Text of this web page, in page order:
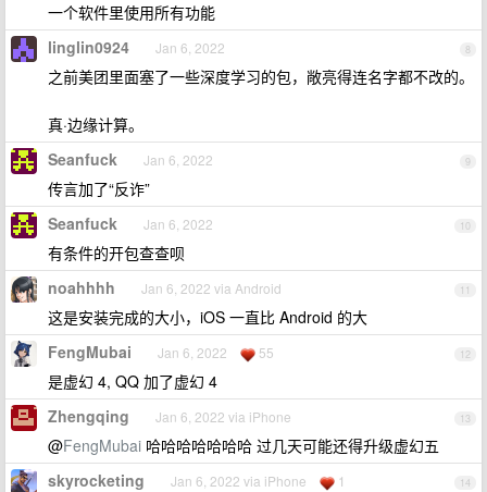
一个软件里使用所有功能
8
linglin0924 Jan 6, 2022
之前美团里面塞了一些深度学习的包，敞亮得连名字都不改的。
真·边缘计算。
9
Seanfuck Jan 6, 2022
传言加了“反诈”
10
Seanfuck Jan 6, 2022
有条件的开包查查呗
11
noahhhh Jan 6, 2022 via Android
这是安装完成的大小，iOS 一直比 Android 的大
12
FengMubai Jan 6, 2022 55
是虚幻 4, QQ 加了虚幻 4
13
Zhengqing Jan 6, 2022 via iPhone
@FengMubai 哈哈哈哈哈哈哈 过几天可能还得升级虚幻五
14
skyrocketing Jan 6, 2022 via iPhone 1